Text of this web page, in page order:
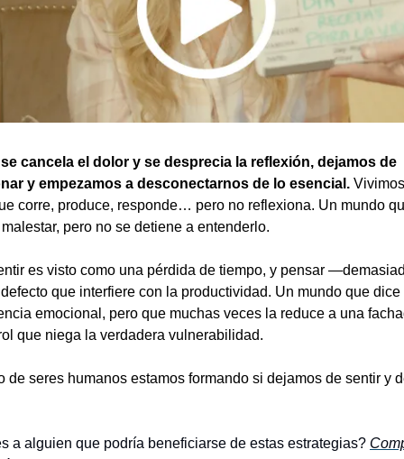
cancela el dolor y se desprecia la reflexión, dejamos de
y empezamos a desconectarnos de lo esencial.
corre, produce, responde… pero no reflexiona. Un mundo
pero no se detiene a entenderlo.
es visto como una pérdida de tiempo, y pensar
que interfiere con la productividad. Un mundo que dice
emocional, pero que muchas veces la reduce a una
que niega la verdadera vulnerabilidad.
de seres humanos estamos formando si dejamos de sentir y
a alguien que podría beneficiarse de estas estrategias?